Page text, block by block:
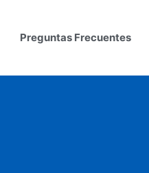
Preguntas Frecuentes